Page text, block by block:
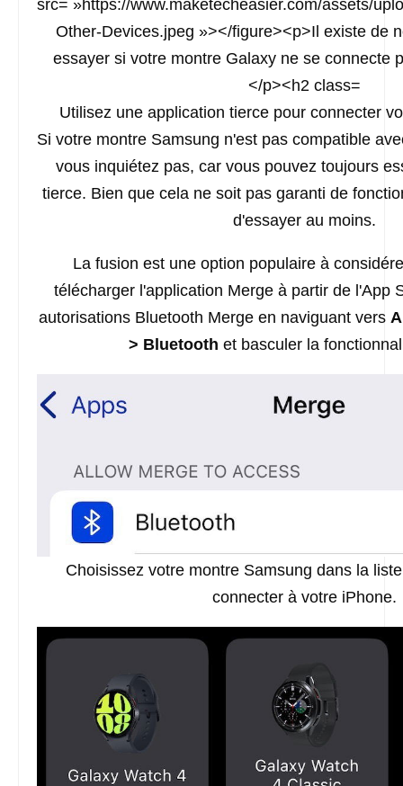
Utilisez une application tierce pour connecter
Si votre montre Samsung n'est pas compatible
vous inquiétez pas, car vous pouvez toujours
tierce. Bien que cela ne soit pas garanti de
d'essayer au moins.
La fusion est une option populaire à
télécharger l'application Merge à partir de l'App
autorisations Bluetooth Merge en naviguant vers
> Bluetooth et basculer la
Choisissez votre montre Samsung dans la
connecter à votre iPhone.